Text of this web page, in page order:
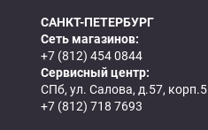
САНКТ-ПЕТЕРБУРГ
Сеть магазинов:
+7 (812) 454 0844
Сервисный центр:
СПб, ул. Салова, д.57, корп.5
+7 (812) 718 7693